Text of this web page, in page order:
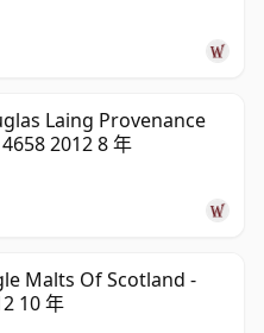
Laing Provenance
2012 8 年
Malts Of Scotland -
10 年